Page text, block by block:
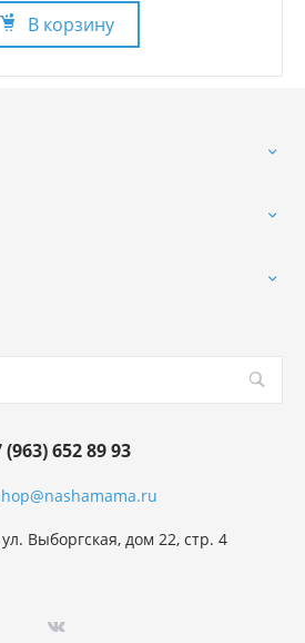
В корзину
(963) 652 89 93
Выборгская, дом 22, стр. 4